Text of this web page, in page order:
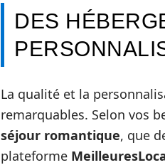
DES
La qualité et la
remarquables. Selon vos
séjour romantique, que
plateforme